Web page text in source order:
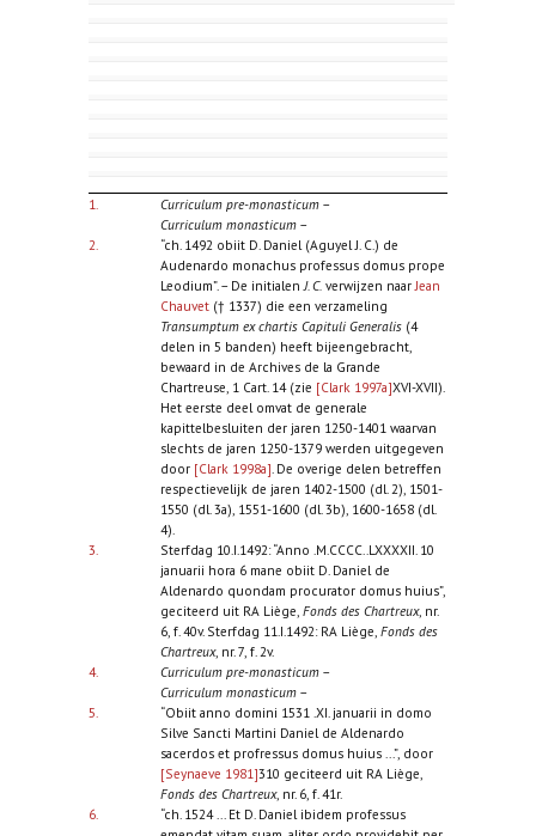
1. Curriculum pre-monasticum–
Curriculum monasticum–
2.
“ch. 1492 obiit D. Daniel (Aguyel J. C.) de
Audenardo monachus professus domus prope
Leodium”. – De initialen J. C. verwijzen naar Jean
Chauvet(† 1337) die een verzameling
Transumptum ex chartis Capituli Generalis(4
delen in 5 banden) heeft bijeengebracht,
bewaard in de Archives de la Grande
Chartreuse, 1 Cart. 14 (zie [Clark 1997a]XVI-XVII).
Het eerste deel omvat de generale
kapittelbesluiten der jaren 1250-1401 waarvan
slechts de jaren 1250-1379 werden uitgegeven
door [Clark 1998a] . De overige delen betreffen
respectievelijk de jaren 1402-1500 (dl. 2), 1501-
1550 (dl. 3a), 1551-1600 (dl. 3b), 1600-1658 (dl.
4).
3.
Sterfdag 10.I.1492: “Anno .M.CCCC..LXXXXII. 10
januarii hora 6 mane obiit D. Daniel de
Aldenardo quondam procurator domus huius”,
geciteerd uit RA Liège, Fonds des Chartreux, nr.
6, f. 40v. Sterfdag 11.I.1492: RA Liège, Fonds des
Chartreux, nr. 7, f. 2v.
4.
Curriculum pre-monasticum–
Curriculum monasticum–
5.
“Obiit anno domini 1531 .XI. januarii in domo
Silve Sancti Martini Daniel de Aldenardo
sacerdos et profressus domus huius ...”, door
[Seynaeve 1981]310 geciteerd uit RA Liège,
Fonds des Chartreux, nr. 6, f. 41r.
6.
“ch. 1524 ... Et D. Daniel ibidem professus